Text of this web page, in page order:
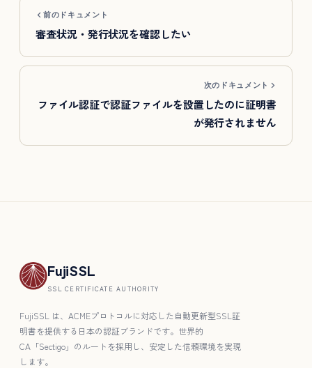
前のドキュメント
審査状況・発行状況を確認したい
次のドキュメント
ファイル認証で認証ファイルを設置したのに証明書
が発行されません
FujiSSL
SSL CERTIFICATE AUTHORITY
FujiSSL は、ACMEプロトコルに対応した自動更新型SSL証
明書を提供する日本の認証ブランドです。世界的
CA「Sectigo」のルートを採用し、安定した信頼環境を実現
します。